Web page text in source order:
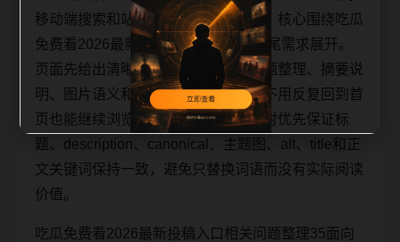
移动端搜索和站内连续阅读场景整理，核心围绕吃瓜
免费看2026最新、投稿入口和相关长尾需求展开。
页面先给出清晰主题，再补充相关问题整理、摘要说
明、图片语义和可点击入口，让用户不用反复回到首
页也能继续浏览同类内容。每日更新时优先保证标
题、description、canonical、主题图、alt、title和正
文关键词保持一致，避免只替换词语而没有实际阅读
价值。
吃瓜免费看2026最新投稿入口相关问题整理35面向